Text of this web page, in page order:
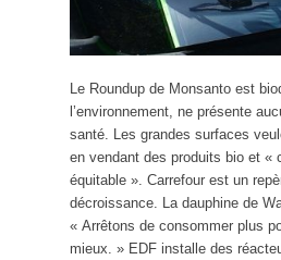
Le Roundup de Monsanto est
l’environnement, ne présente
santé. Les grandes surfaces
en vendant des produits bio et «
équitable ». Carrefour est un
décroissance. La dauphine de
« Arrêtons de consommer plus
mieux. » EDF installe des